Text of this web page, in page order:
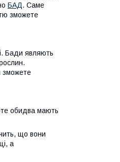
БАД. Саме
зможете
Бади являють
зможете
обидва мають
що вони
а